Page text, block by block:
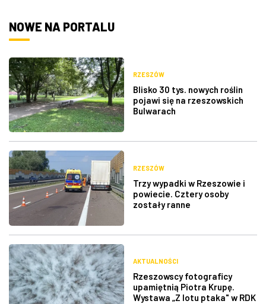
NOWE NA PORTALU
RZESZÓW
Blisko 30 tys. nowych roślin
pojawi się na rzeszowskich
Bulwarach
RZESZÓW
Trzy wypadki w Rzeszowie i
powiecie. Cztery osoby
zostały ranne
AKTUALNOŚCI
Rzeszowscy fotograficy
upamiętnią Piotra Krupę.
Wystawa „Z lotu ptaka" w RDK